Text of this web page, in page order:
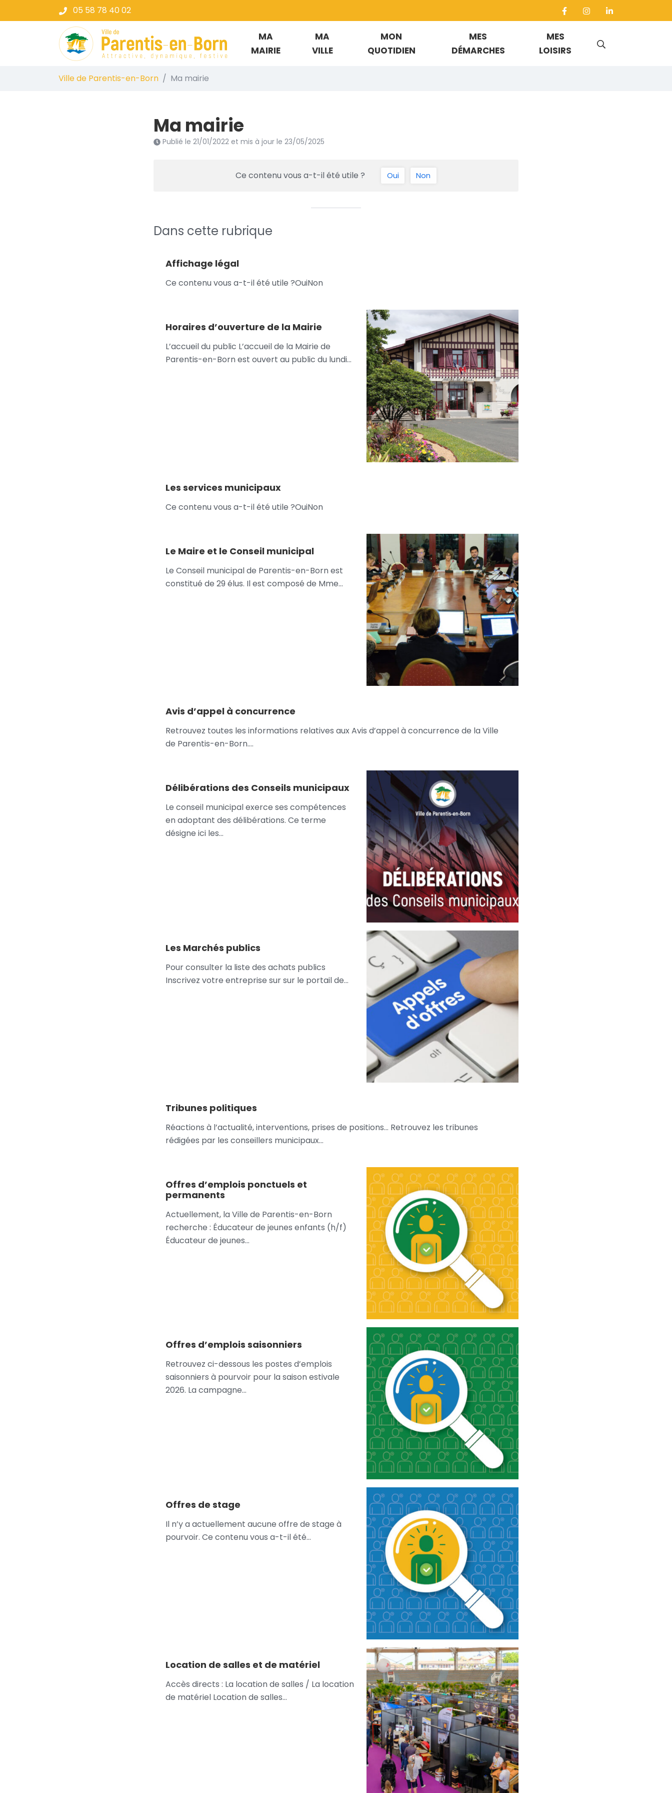
au
05 58 78 40 02
Ville de Parentis-en-Born
MA
MAIRIE
MA
VILLE
MON
QUOTIDIEN
MES
DÉMARCHES
MES
LOISIRS
Ville de Parentis-en-Born Ma mairie
Ma mairie
Publié le 21/01/2022 et mis à jour le 23/05/2025
Ce contenu vous a-t-il été utile ? Oui Non
Dans cette rubrique
Affichage légal
Ce contenu vous a-t-il été utile ?OuiNon
Horaires d’ouverture de la Mairie
L’accueil du public L’accueil de la Mairie de
Parentis-en-Born est ouvert au public du lundi…
Les services municipaux
Ce contenu vous a-t-il été utile ?OuiNon
Le Maire et le Conseil municipal
Le Conseil municipal de Parentis-en-Born est
constitué de 29 élus. Il est composé de Mme…
Avis d’appel à concurrence
Retrouvez toutes les informations relatives aux Avis d’appel à concurrence de la Ville
de Parentis-en-Born….
Délibérations des Conseils municipaux
Le conseil municipal exerce ses compétences
en adoptant des délibérations. Ce terme
désigne ici les…
Les Marchés publics
Pour consulter la liste des achats publics
Inscrivez votre entreprise sur sur le portail de…
Tribunes politiques
Réactions à l’actualité, interventions, prises de positions… Retrouvez les tribunes
rédigées par les conseillers municipaux…
Offres d’emplois ponctuels et
permanents
Actuellement, la Ville de Parentis-en-Born
recherche : Éducateur de jeunes enfants (h/f)
Éducateur de jeunes…
Offres d’emplois saisonniers
Retrouvez ci-dessous les postes d’emplois
saisonniers à pourvoir pour la saison estivale
2026. La campagne…
Offres de stage
Il n’y a actuellement aucune offre de stage à
pourvoir. Ce contenu vous a-t-il été…
Location de salles et de matériel
Accès directs : La location de salles / La location
de matériel Location de salles…